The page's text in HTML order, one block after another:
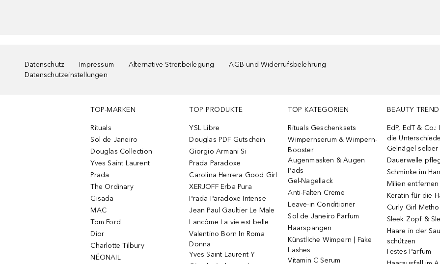
Datenschutz Impressum Alternative Streitbeilegung
AGB und Widerrufsbelehrung
Datenschutzeinstellungen
TOP-MARKEN
Rituals
Sol de Janeiro
Douglas Collection
Yves Saint Laurent
Prada
The Ordinary
Gisada
MAC
Tom Ford
Dior
Charlotte Tilbury
NÉONAIL
TOP PRODUKTE
YSL Libre
Douglas PDF Gutschein
Giorgio Armani Si
Prada Paradoxe
Carolina Herrera Good Girl
XERJOFF Erba Pura
Prada Paradoxe Intense
Jean Paul Gaultier Le Male
Lancôme La vie est belle
Valentino Born In Roma
Donna
Yves Saint Laurent Y
TOP KATEGORIEN
Rituals Geschenksets
Wimpernserum & Wimpern-
Booster
Augenmasken & Augen
Pads
Gel-Nagellack
Anti-Falten Creme
Leave-in Conditioner
Sol de Janeiro Parfum
Haarspangen
Künstliche Wimpern | Fake
Lashes
Vitamin C Serum
BEAUTY
EdP, EdT & Co.:
die Unterschiede
Gelnägel selber
Dauerwelle
Schminke im
Milien entfernen
Keratin für die
Curly Girl
Sleek Zopf &
Haare in der
schützen
Festes Parfum